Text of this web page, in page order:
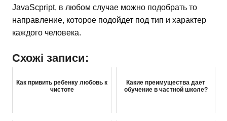
JavaScpript, в любом случае можно подобрать то
направление, которое подойдет под тип и характер
каждого человека.
Схожі записи:
Как привить ребенку любовь к
чистоте
Какие преимущества дает
обучение в частной школе?